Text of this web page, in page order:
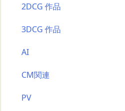
2DCG 作品
3DCG 作品
AI
CM関連
PV